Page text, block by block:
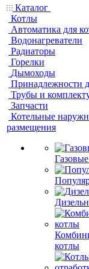
Каталог
Котлы
Автоматика для
Водонагреватели
Радиаторы
Горелки
Дымоходы
Принадлежности
Трубы и
Запчасти
Котельные
размещения
котлы